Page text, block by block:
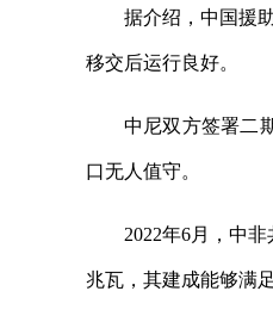
据介绍，中国援
移交后运行良好。
中尼双方签署二
口无人值守。
2022年6月，中
兆瓦，其建成能够满